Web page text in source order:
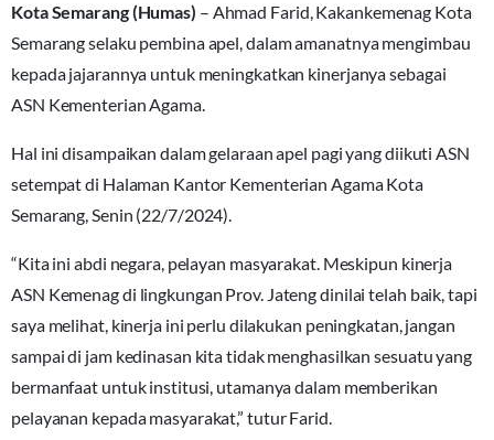
Kota Semarang (Humas) – Ahmad Farid, Kakankemenag Kota
Semarang selaku pembina apel, dalam amanatnya mengimbau
kepada jajarannya untuk meningkatkan kinerjanya sebagai
ASN Kementerian Agama.
Hal ini disampaikan dalam gelaraan apel pagi yang diikuti ASN
setempat di Halaman Kantor Kementerian Agama Kota
Semarang, Senin (22/7/2024).
“Kita ini abdi negara, pelayan masyarakat. Meskipun kinerja
ASN Kemenag di lingkungan Prov. Jateng dinilai telah baik, tapi
saya melihat, kinerja ini perlu dilakukan peningkatan, jangan
sampai di jam kedinasan kita tidak menghasilkan sesuatu yang
bermanfaat untuk institusi, utamanya dalam memberikan
pelayanan kepada masyarakat,” tutur Farid.